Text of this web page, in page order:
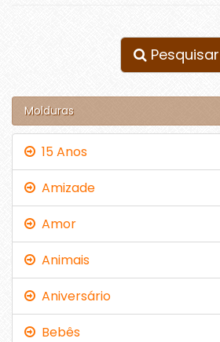
Pesquisar
Molduras
15 Anos
Amizade
Amor
Animais
Aniversário
Bebês